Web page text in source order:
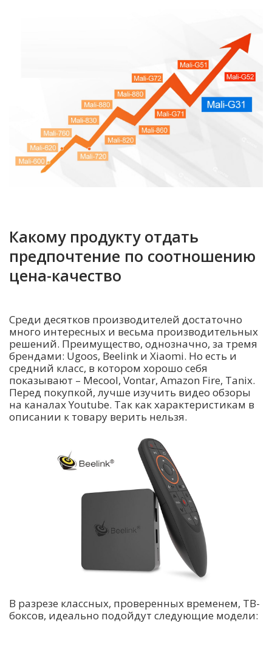
Какому продукту отдать
предпочтение по соотношению
цена-качество
Среди десятков производителей достаточно
много интересных и весьма производительных
решений. Преимущество, однозначно, за тремя
брендами: Ugoos, Beelink и Xiaomi. Но есть и
средний класс, в котором хорошо себя
показывают – Mecool, Vontar, Amazon Fire, Tanix.
Перед покупкой, лучше изучить видео обзоры
на каналах Youtube. Так как характеристикам в
описании к товару верить нельзя.
В разрезе классных, проверенных временем, ТВ-
боксов, идеально подойдут следующие модели: